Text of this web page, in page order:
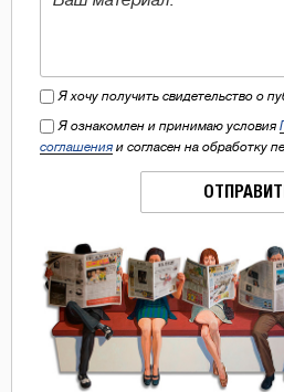
Я хочу получить свидетельство о
Я ознакомлен и принимаю условия
соглашения и согласен на обработку